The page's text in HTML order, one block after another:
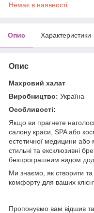
Немає в наявності
Опис Характеристики
Опис
Махровий халат
Виробництво: Україна
Особливості:
Якщо ви прагнете
салону краси, SPA або
естетичної медицини або
стильні та ексклюзивні
безпрограшним видом
Ми знаємо, як створити та
комфорту для ваших
Пропонуємо вам відшив